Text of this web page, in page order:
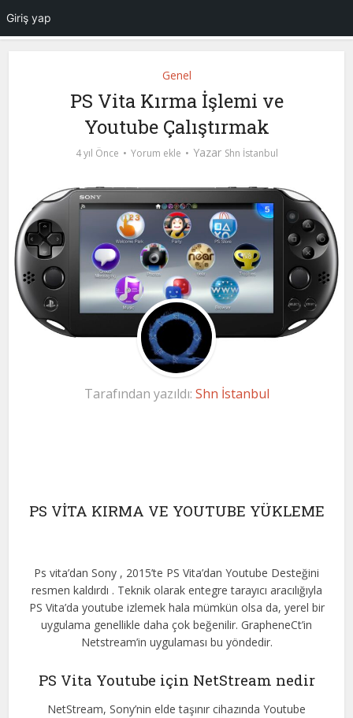
Genel
PS Vita Kırma İşlemi ve
Youtube Çalıştırmak
4 yıl Önce Yorum ekle Yazar Shn İstanbul
Tarafından yazıldı: Shn İstanbul
PS VİTA KIRMA VE YOUTUBE YÜKLEME
Ps vita’dan Sony , 2015’te PS Vita’dan Youtube Desteğini
resmen kaldırdı . Teknik olarak entegre tarayıcı aracılığıyla
PS Vita’da youtube izlemek hala mümkün olsa da, yerel bir
uygulama genellikle daha çok beğenilir. GrapheneCt’in
Netstream’in uygulaması bu yöndedir.
PS Vita Youtube için NetStream nedir
NetStream, Sony’nin elde taşınır cihazında Youtube
Giriş yap